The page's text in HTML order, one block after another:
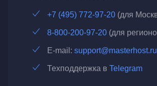
+7 (495) 772-97-20 (для
8-800-200-97-20 (для
E-mail: support@masterhost.ru
Техподдержка в Telegram